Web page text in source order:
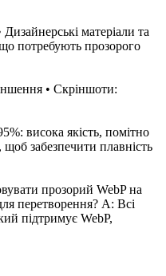
матеріали та
потребують прозорого
• Скріншоти:
висока якість, помітно
забезпечити плавність
прозорий WebP на
перетворення? A: Всі
підтримує WebP,